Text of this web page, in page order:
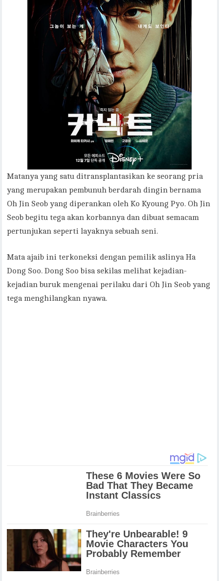
Matanya yang satu ditransplantasikan ke seorang pria
yang merupakan pembunuh berdarah dingin bernama
Oh Jin Seob yang diperankan oleh Ko Kyoung Pyo. Oh Jin
Seob begitu tega akan korbannya dan dibuat semacam
pertunjukan seperti layaknya sebuah seni.
Mata ajaib ini terkoneksi dengan pemilik aslinya Ha
Dong Soo. Dong Soo bisa sekilas melihat kejadian-
kejadian buruk mengenai perilaku dari Oh Jin Seob yang
tega menghilangkan nyawa.